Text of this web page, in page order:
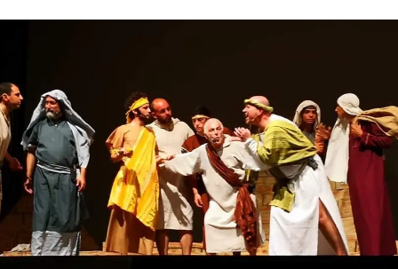
AMBIENTE
CULTURA
ECONOMIA E LAVORO
EVENTI
SPORT
Streaming